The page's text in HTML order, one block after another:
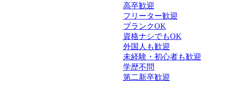
高卒歓迎
フリーター歓迎
ブランクOK
資格ナシでもOK
外国人も歓迎
未経験・初心者も歓迎
学歴不問
第二新卒歓迎